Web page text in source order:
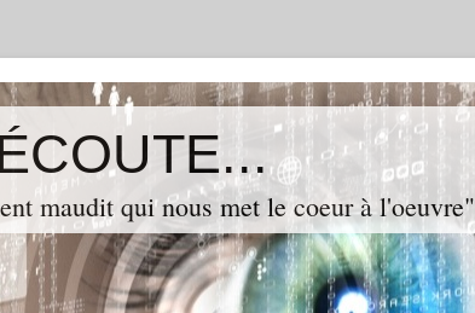
maudit qui nous met le coeur à l'oeuvre"